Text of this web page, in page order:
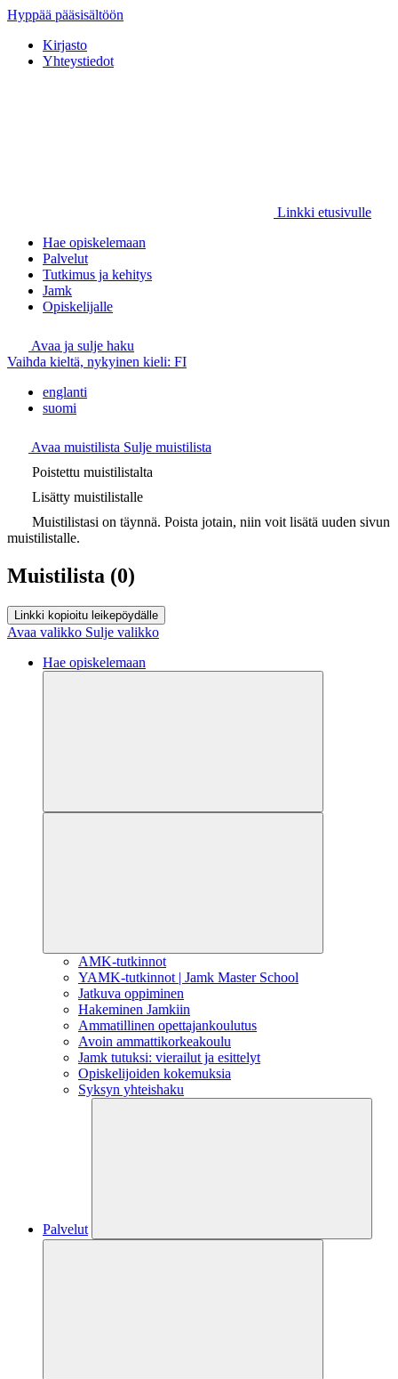
Hyppää pääsisältöön
Kirjasto
Yhteystiedot
Linkki etusivulle
Hae opiskelemaan
Palvelut
Tutkimus ja kehitys
Jamk
Opiskelijalle
Avaa ja sulje haku
Vaihda kieltä, nykyinen kieli: FI
englanti
suomi
Avaa muistilista Sulje muistilista
Poistettu muistilistalta
Lisätty muistilistalle
Muistilistasi on täynnä. Poista jotain, niin voit lisätä uuden sivun
muistilistalle.
Muistilista (0)
Linkki kopioitu leikepöydälle
Avaa valikko Sulje valikko
Hae opiskelemaan
AMK-tutkinnot
YAMK-tutkinnot | Jamk Master School
Jatkuva oppiminen
Hakeminen Jamkiin
Ammatillinen opettajankoulutus
Avoin ammattikorkeakoulu
Jamk tutuksi: vierailut ja esittelyt
Opiskelijoiden kokemuksia
Syksyn yhteishaku
Palvelut